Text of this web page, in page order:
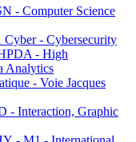
- Computer Science
- Cybersecurity
- High
Analytics
- Voie Jacques
- Interaction, Graphic